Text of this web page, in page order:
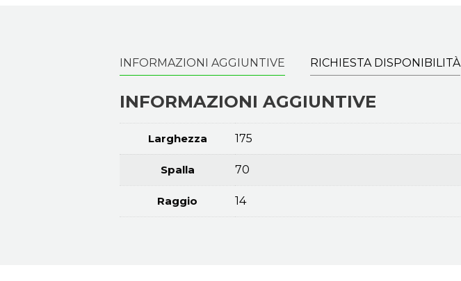
INFORMAZIONI AGGIUNTIVE RICHIESTA DISPONIBILITÀ
INFORMAZIONI AGGIUNTIVE
Larghezza 175
Spalla 70
Raggio 14